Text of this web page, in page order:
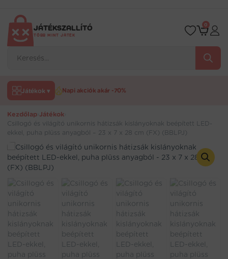
tartalomraJÁTÉKSZALLÍTÓ
TÖBB MINT JÁTÉK
search
0
Játékok ▾ Napi akciók akár -70%
Kezdőlap Játékok
Csillogó és világító unikornis hátizsák kislányoknak beépített LED-
ekkel, puha plüss anyagból – 23 x 7 x 28 cm (FX) (BBLPJ)